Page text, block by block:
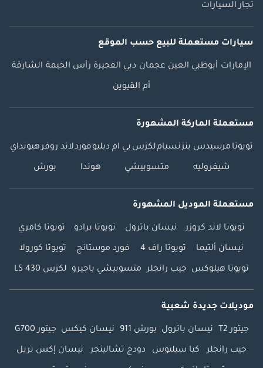
تجار السيارات
سيارات مستعملة للبيع حسب الموقع
الإمارات أبوظبي العين عجمان دبي الفجيرة رأس الخيمة الشارقة
أم القيوين
مستعملة الماركة المشهورة
تويوتا مرسيدس بنزنسياملكزس بي ام دبليوفوردلاند روفرهيونداي
شيفروليه متسوبيشي هوندا بورش
مستعملة الموديل المشهورة
تويوتا لاند كروزر نيسان باترول تويوتا برادو تويوتا كامري
نيسان ألتيما تويوتا راف 4 فورد موستانج تويوتا كورولا
تويوتا هيلوكس جيب رانجلر متسوبيشي باجيرو لكزس LS 430
موديلات جديدة شعبية
جيتور T2 نيسان باترول بورش 911 نيسان كيكس جيتور G700
جيب رانجلر كيا سيلتوس دودج تشالينجر نيسان إكس تريل